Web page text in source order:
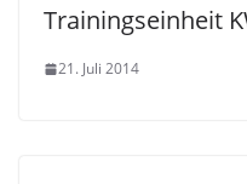
Trainingseinheit
21. Juli 2014